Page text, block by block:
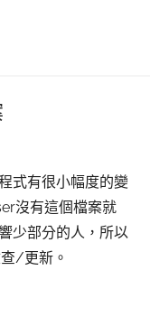
式有很小幅度的變
沒有這個檔案就
少部分的人，所以
/更新。